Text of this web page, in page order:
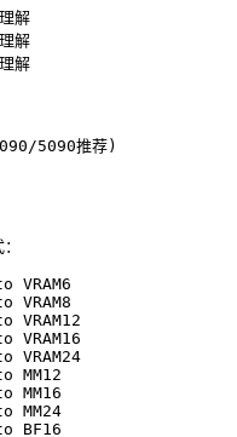
解
解
解
5090推荐)
VRAM6
VRAM8
VRAM12
VRAM16
VRAM24
MM12
MM16
MM24
BF16